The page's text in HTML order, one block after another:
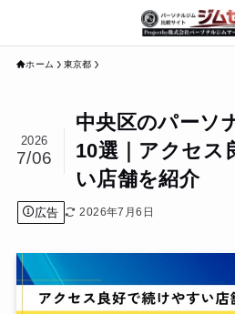
ホーム 東京都
中央区のパーソ
10選｜アクセス
い店舗を紹介
2026
7/06
広告 2026年7月6日